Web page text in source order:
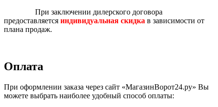
При заключении дилерского договора
предоставляется индивидуальная скидка в зависимости от
плана продаж.
Оплата
При оформлении заказа через сайт «МагазинВорот24.ру» Вы
можете выбрать наиболее удобный способ оплаты: